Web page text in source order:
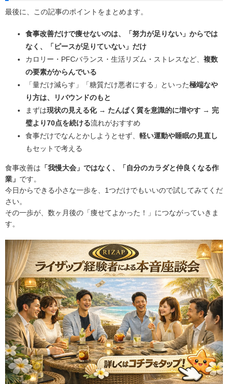
最後に、この記事のポイントをまとめます。
食事改善だけで痩せないのは、「努力が足りない」からでは
なく、「ピースが足りていない」だけ
カロリー・PFCバランス・生活リズム・ストレスなど、 複数
の要素がからんでいる
「量だけ減らす」「糖質だけ悪者にする」といった極端なや
り方は、リバウンドのもと
まずは現状の見える化→ たんぱく質を意識的に増やす → 完
璧より70点を続ける流れがおすすめ
食事だけでなんとかしようとせず、 軽い運動や睡眠の見直し
もセットで考える
食事改善は 「我慢大会」ではなく、「自分のカラダと仲良くなる作
業」 です。
今日からできる小さな一歩を、1つだけでもいいので試してみてくだ
さい。
その一歩が、数ヶ月後の「痩せてよかった！」につながっていきま
す。